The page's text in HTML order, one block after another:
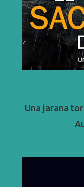
Una jarana